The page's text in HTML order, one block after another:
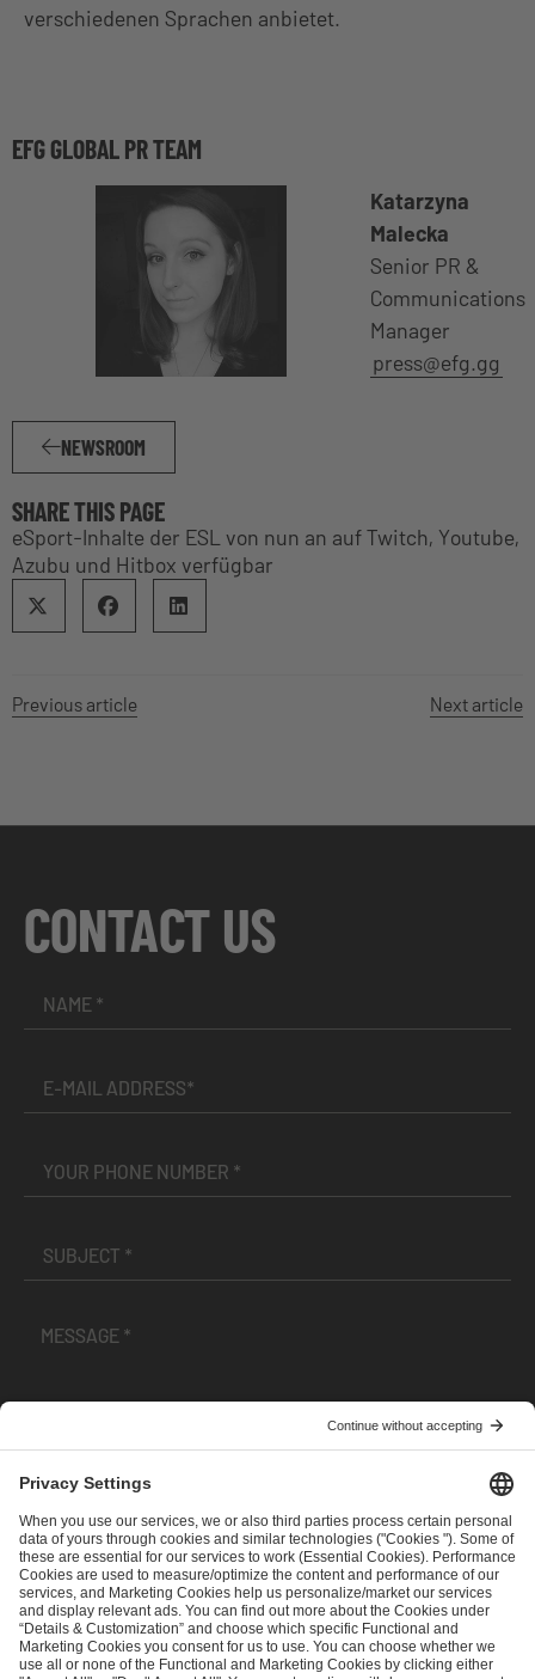
verschiedenen Sprachen anbietet.
EFG GLOBAL PR TEAM
Katarzyna
Malecka
Senior PR &
Communications
Manager
press@efg.gg
NEWSROOM
SHARE THIS PAGE
eSport-Inhalte der ESL von nun an auf Twitch, Youtube,
Azubu und Hitbox verfügbar
Previous article Next article
CONTACT US
andPrivacy Policy